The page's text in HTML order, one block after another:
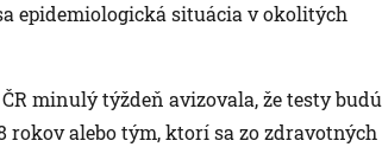
epidemiologická situácia v okolitých
minulý týždeň avizovala, že testy budú
rokov alebo tým, ktorí sa zo zdravotných